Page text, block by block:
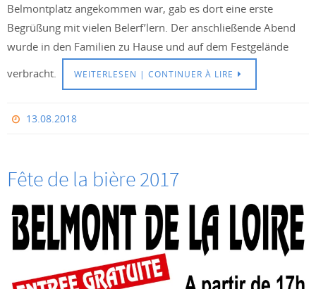
Belmontplatz angekommen war, gab es dort eine erste
Begrüßung mit vielen Belerf’lern. Der anschließende Abend
wurde in den Familien zu Hause und auf dem Festgelände
verbracht.
WEITERLESEN | CONTINUER À LIRE
13.08.2018
Fête de la bière 2017